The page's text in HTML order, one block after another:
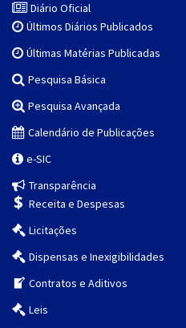
Diário Oficial
Últimos Diários Publicados
Últimas Matérias Publicadas
Pesquisa Básica
Pesquisa Avançada
Calendário de Publicações
e-SIC
Transparência
Receita e Despesas
Licitações
Dispensas e Inexigibilidades
Contratos e Aditivos
Leis